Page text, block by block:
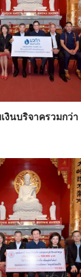
งินบริจาครวมกว่